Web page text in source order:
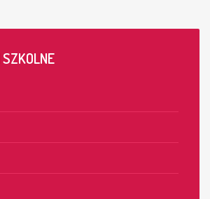
SZKOLNE